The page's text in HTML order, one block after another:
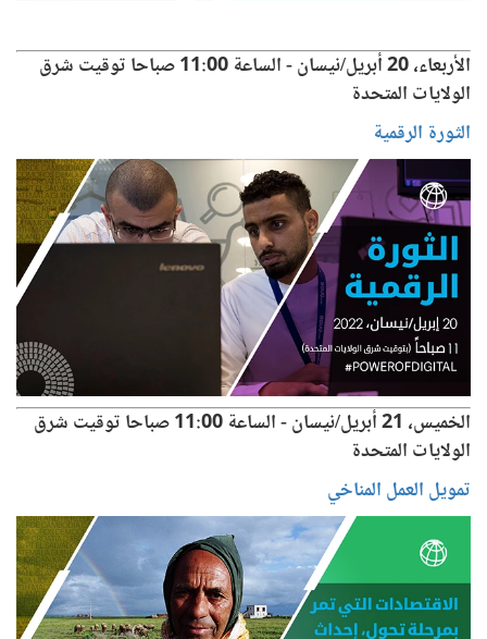
الأربعاء، 20 أبريل/نيسان - الساعة 11:00 صباحا توقيت شرق
الولايات المتحدة
الثورة الرقمية
الخميس، 21 أبريل/نيسان - الساعة 11:00 صباحا توقيت شرق
الولايات المتحدة
تمويل العمل المناخي